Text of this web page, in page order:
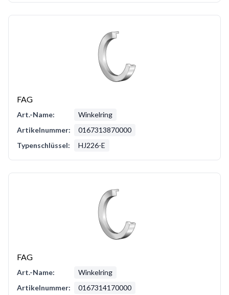
FAG
Art.-Name:
Winkelring
Artikelnummer:
0167313870000
Typenschlüssel:
HJ226-E
FAG
Art.-Name:
Winkelring
Artikelnummer:
0167314170000